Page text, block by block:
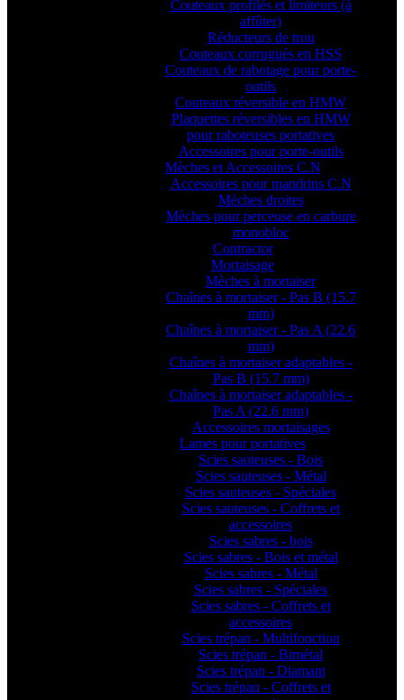
Couteaux profilés et limiteurs (à
affûter)
Réducteurs de trou
Couteaux corrugués en HSS
Couteaux de rabotage pour porte-
outils
Couteaux réversible en HMW
Plaquettes réversibles en HMW
pour raboteuses portatives
Accessoires pour porte-outils
Mèches et Accessoires C.N
Accessoires pour mandrins C.N
Mèches droites
Mèches pour perceuse en carbure
monobloc
Contractor
Mortaisage
Mèches à mortaiser
Chaînes à mortaiser - Pas B (15.7
mm)
Chaînes à mortaiser - Pas A (22.6
mm)
Chaînes à mortaiser adaptables -
Pas B (15.7 mm)
Chaînes à mortaiser adaptables -
Pas A (22.6 mm)
Accessoires mortaisages
Lames pour portatives
Scies sauteuses - Bois
Scies sauteuses - Métal
Scies sauteuses - Spéciales
Scies sauteuses - Coffrets et
accessoires
Scies sabres - bois
Scies sabres - Bois et métal
Scies sabres - Métal
Scies sabres - Spéciales
Scies sabres - Coffrets et
accessoires
Scies trépan - Multifonction
Scies trépan - Bimétal
Scies trépan - Diamant
Scies trépan - Coffrets et